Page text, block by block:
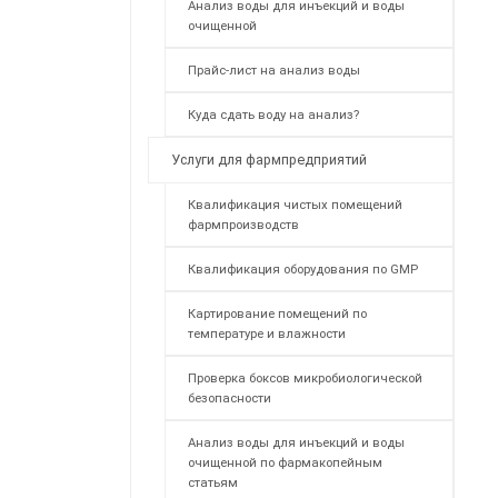
Анализ воды для инъекций и воды
очищенной
Прайс-лист на анализ воды
Куда сдать воду на анализ?
Услуги для фармпредприятий
Квалификация чистых помещений
фармпроизводств
Квалификация оборудования по GMP
Картирование помещений по
температуре и влажности
Проверка боксов микробиологической
безопасности
Анализ воды для инъекций и воды
очищенной по фармакопейным
статьям